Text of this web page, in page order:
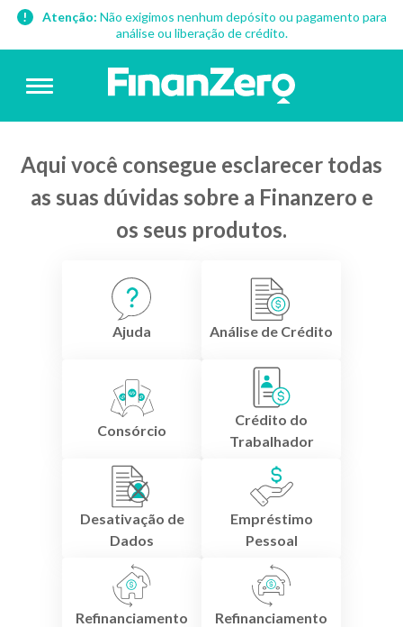
Atenção: Não exigimos nenhum depósito ou pagamento para
análise ou liberação de crédito.
Aqui você consegue esclarecer todas
as suas dúvidas sobre a Finanzero e
os seus produtos.
Ajuda Análise de Crédito
Consórcio
Crédito do
Trabalhador
Desativação de
Dados
Empréstimo
Pessoal
Refinanciamento
Refinanciamento